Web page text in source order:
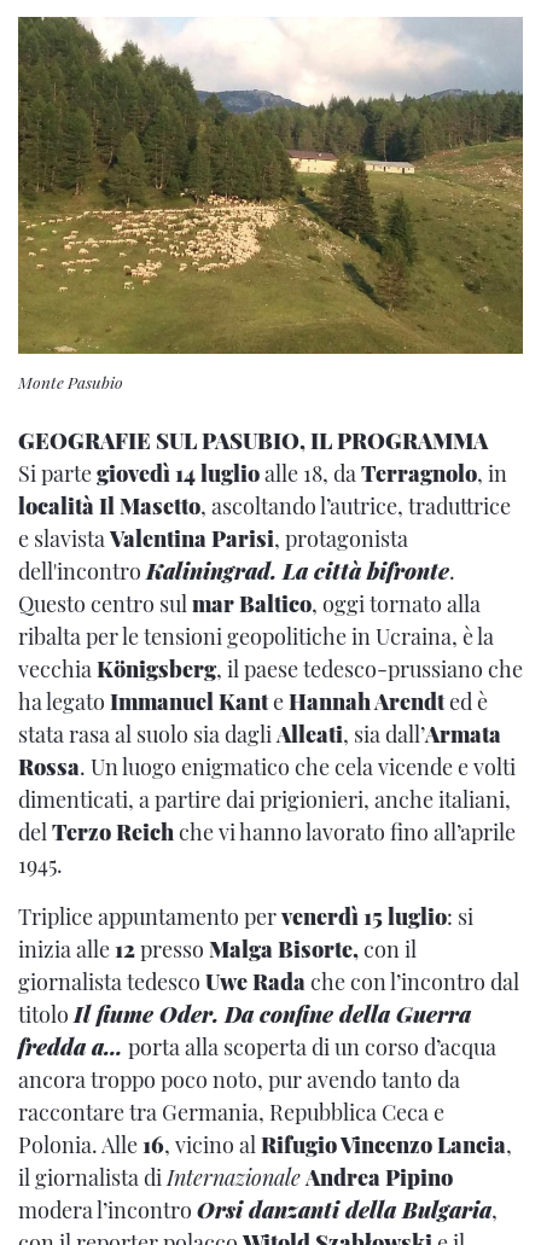
Monte Pasubio
GEOGRAFIE SUL PASUBIO, IL PROGRAMMA
Si partegiovedì 14 luglioalle 18, daTerragnolo, in
località Il Masetto, ascoltando l’autrice, traduttrice
e slavistaValentina Parisi, protagonista
dell'incontroKaliningrad. La città bifronte.
Questo centro sulmar Baltico, oggi tornato alla
ribalta per le tensioni geopolitiche in Ucraina, è la
vecchiaKönigsberg, il paese tedesco-prussiano che
ha legato Immanuel KanteHannah Arendted è
stata rasa al suolo sia dagliAlleati, sia dall’Armata
Rossa. Un luogo enigmatico che cela vicende e volti
dimenticati, a partire dai prigionieri, anche italiani,
delTerzo Reichche vi hanno lavorato fino all’aprile
1945.
Triplice appuntamento pervenerdì 15 luglio: si
inizia alle12presso Malga Bisorte,con il
giornalista tedesco Uwe Radache con l’incontro dal
titoloIl fiume Oder. Da confine della Guerra
fredda a… porta alla scoperta di un corso d’acqua
ancora troppo poco noto, pur avendo tanto da
raccontare tra Germania, Repubblica Ceca e
Polonia. Alle16, vicino alRifugio Vincenzo Lancia,
il giornalista diInternazionaleAndrea Pipino
modera l’incontro Orsi danzanti della Bulgaria,